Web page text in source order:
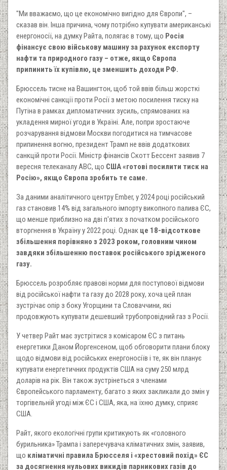
"Ми вважаємо, що це економічно вигідно для Європи", –
сказав він. Інша причина, чому потрібно купувати американські
енергоносії, на думку Райта, полягає в тому, що Росія
фінансує свою військову машину за рахунок експорту
нафти та природного газу – отже, якщо Європа
припинить їх купівлю, це зменшить доходи РФ.
Брюссель тисне на Вашингтон, щоб той ввів більш жорсткі
економічні санкції проти Росії з метою посилення тиску на
Путіна в рамках дипломатичних зусиль, спрямованих на
укладення мирної угоди в Україні. Але, попри зростаюче
розчарування відмови Москви погодитися на тимчасове
припинення вогню, президент Трамп не ввів додаткових
санкцій проти Росії. Міністр фінансів Скотт Бессент заявив 7
вересня телеканалу ABC, що США «готові посилити тиск на
Росію», якщо Європа зробить те саме.
За даними аналітичного центру Ember, у 2024 році російський
газ становив 14% від загального імпорту викопного палива ЄС,
що менше приблизно на дві п'ятих з початком російського
вторгнення в Україну у 2022 році. Однак це 18-відсоткове
збільшення порівняно з 2023 роком, головним чином
завдяки збільшенню поставок російського зрідженого
газу.
Брюссель розробляє правові норми для поступової відмови
від російської нафти та газу до 2028 року, хоча цей план
зустрічає опір з боку Угорщини та Словаччини, які
продовжують купувати дешевший трубопровідний газ з Росії.
У четвер Райт має зустрітися з комісаром ЄС з питань
енергетики Даном Йоргенсеном, щоб обговорити плани блоку
щодо відмови від російських енергоносіїв і те, як він планує
купувати енергетичних продуктів США на суму 250 млрд
доларів на рік. Він також зустрінеться з членами
Європейського парламенту, багато з яких закликали до змін у
торгівельній угоді між ЄС і США, яка, на їхню думку, сприяє
США.
Райт, якого екологічні групи критикують як «головного
бурильника» Трампа і заперечувача кліматичних змін, заявив,
що кліматичні правила Брюсселя і «хрестовий похід» ЄС
за досягнення нульових викидів парникових газів до